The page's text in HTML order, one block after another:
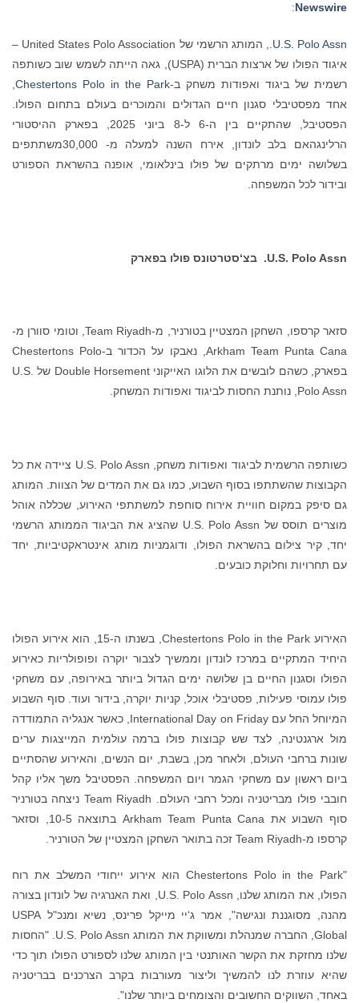
Newswire
:
U.S. Polo Assn.
, המותג הרשמי של United States Polo Association –
איגוד הפולו של ארצות הברית (USPA), גאה הייתה לשמש שוב כשותפה
רשמית של ביגוד ואפודות משחק ב-Chestertons Polo in the Park
,
אחד מפסטיבלי סגנון חיים הגדולים והמוכרים בעולם בתחום הפולו.
הפסטיבל, שהתקיים בין ה-6 ל-8 ביוני 2025, בפארק ההיסטורי
הרלינגהאם בלב לונדון, אירח השנה למעלה מ- 30,000משתתפים
בשלושה ימים מרתקים של פולו בינלאומי, אופנה בהשראת הספורט
ובידור לכל המשפחה.
U.S. Polo Assn. בצ‘סטרטונס פולו בפארק
סזאר קרספו, השחקן המצטיין בטורניר, מ-Team Riyadh, וטומי סוורן מ-
Arkham Team Punta Cana, נאבקו על הכדור ב-Chestertons Polo
בפארק, כשהם לובשים את הלוגו האייקוני Double Horsement של U.S.
Polo Assn, נותנת החסות לביגוד ואפודות המשחק.
כשותפה הרשמית לביגוד ואפודות משחק, U.S. Polo Assn ציידה את כל
הקבוצות שהשתתפו בסוף השבוע, כמו גם את המדים של הצוות. המותג
גם סיפק במקום חוויית אירוח סוחפת למשתתפי האירוע, שכללה אוהל
מוצרים תוסס של U.S. Polo Assn שהציג את הביגוד הממותג הרשמי
יחד, קיר צילום בהשראת הפולו, ודוגמניות מותג אינטראקטיביות, יחד
עם תחרויות וחלוקת כובעים.
האירוע Chestertons Polo in the Park, בשנתו ה-15, הוא אירוע הפולו
היחיד המתקיים במרכז לונדון וממשיך לצבור יוקרה ופופולריות כאירוע
הפולו וסגנון החיים בן שלושה ימים הגדול ביותר באירופה, עם משחקי
פולו עמוסי פעילות, פסטיבלי אוכל, קניות יוקרה, בידור ועוד. סוף השבוע
המיוחל החל עם International Day on Friday, כאשר אנגליה התמודדה
מול ארגנטינה, לצד שש קבוצות פולו ברמה עולמית המייצגות ערים
שונות ברחבי העולם, ולאחר מכן, בשבת, יום הנשים, והאירוע שהסתיים
ביום ראשון עם משחקי הגמר ויום המשפחה. הפסטיבל משך אליו קהל
חובבי פולו מבריטניה ומכל רחבי העולם. Team Riyadh ניצחה בטורניר
סוף השבוע את Arkham Team Punta Cana בתוצאה 10-5, וסזאר
קרספו מ-Team Riyadh זכה בתואר השחקן המצטיין של הטורניר.
"Chestertons Polo in the Park הוא אירוע ייחודי המשלב את רוח
הפולו, את המותג שלנו, U.S. Polo Assn, ואת האנרגיה של לונדון בצורה
מהנה, מסוגננת ונגישה", אמר ג‘יי מייקל פרינס, נשיא ומנכ"ל USPA
Global, החברה שמנהלת ומשווקת את המותג U.S. Polo Assn. "החסות
שלנו מחזקת את הקשר האותנטי בין המותג שלנו לספורט הפולו תוך כדי
שהיא עוזרת לנו להמשיך וליצור מעורבות בקרב הצרכנים בבריטניה
באחד, השווקים החשובים והצומחים ביותר שלנו".